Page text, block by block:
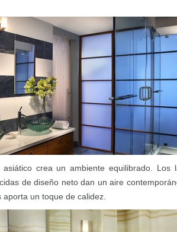
crea un ambiente equilibrado. Los
de diseño neto dan un aire
un toque de calidez.